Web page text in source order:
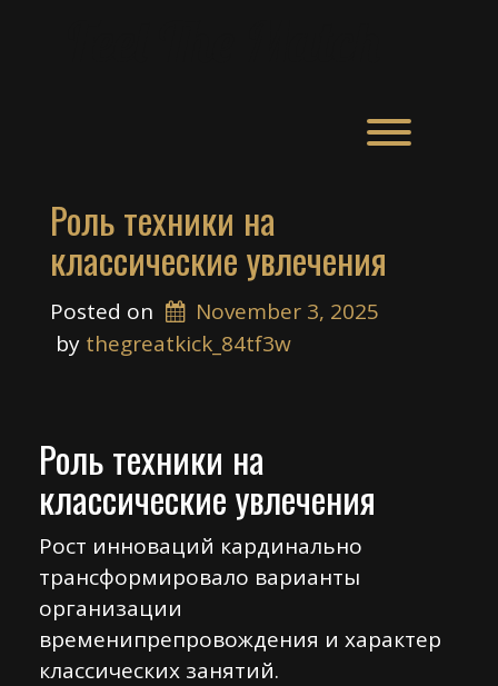
Роль техники на
классические увлечения
Posted on
November 3, 2025
by thegreatkick_84tf3w
Роль техники на
классические увлечения
Рост инноваций кардинально
трансформировало варианты
организации
временипрепровождения и характер
классических занятий.